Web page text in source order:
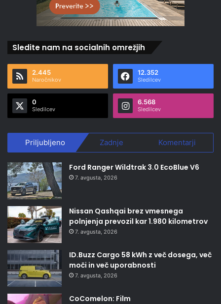
Sledite nam na socialnih omrežjih
2.445
Naročnikov
12.352
Sledilcev
0
Sledilcev
6.568
Sledilcev
Priljubljeno Zadnje Komentarji
Ford Ranger Wildtrak 3.0 EcoBlue V6
7. avgusta, 2026
Nissan Qashqai brez vmesnega
polnjenja prevozil kar 1.980 kilometrov
7. avgusta, 2026
ID.Buzz Cargo 58 kWh z več dosega, več
moči in več uporabnosti
7. avgusta, 2026
CoComelon: Film